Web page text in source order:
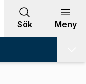
Sök Meny